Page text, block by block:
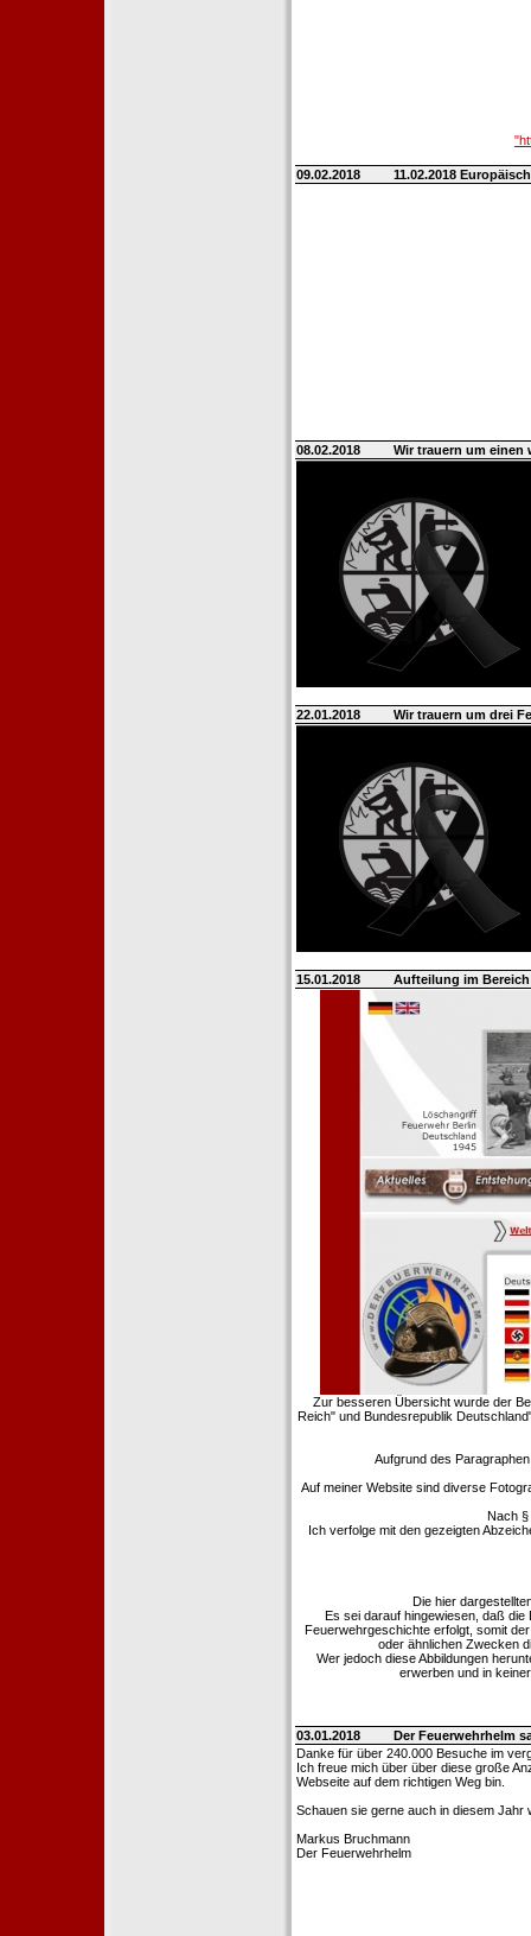
09.02.2018 11.02.2018
08.02.2018 Wir trauern um einen
22.01.2018 Wir trauern um drei
15.01.2018 Aufteilung im
Zur besseren Übersicht wurde der
Reich" und Bundesrepublik
Aufgrund des
Auf meiner Website sind diverse
Nach
Ich verfolge mit den gezeigten
Die hier
Es sei darauf hingewiesen, daß
Feuerwehrgeschichte erfolgt, somit
oder ähnlichen Zwecken
Wer jedoch diese Abbildungen
erwerben und in
03.01.2018
Der Feuerwehrhelm
Danke für über 240.000 Besuche im
Ich freue mich über über diese große
Webseite auf dem richtigen Weg bin.
Schauen sie gerne auch in diesem Jahr
Markus Bruchmann
Der Feuerwehrhelm